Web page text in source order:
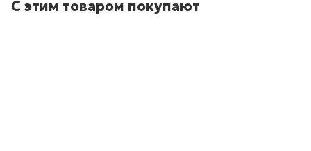
С этим товаром покупают